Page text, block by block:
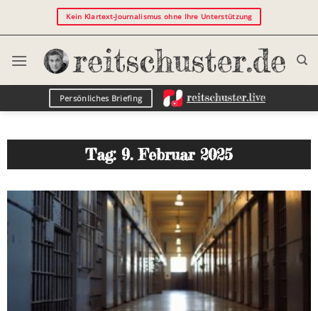
Kein Klartext-Journalismus ohne Ihre Unterstützung
Persönliches Briefing
Tag: 9. Februar 2025